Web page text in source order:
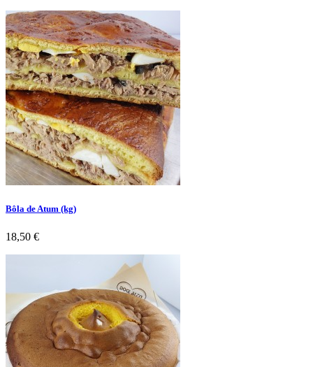
Bôla de Atum (kg)
Preço
18,50 €